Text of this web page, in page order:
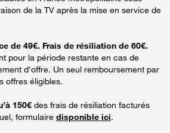
de la TV après la mise en service de
de 49€. Frais de résiliation de 60€.
pour la période restante en cas de
d'offre. Un seul remboursement par
offres éligibles.
150€ des frais de résiliation facturés
formulaire disponible ici.